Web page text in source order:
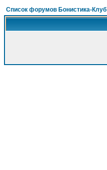
Список форумов Бонистика-Клуб